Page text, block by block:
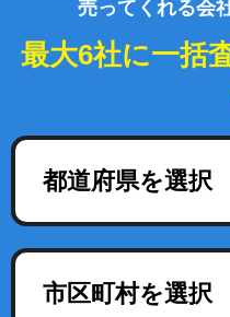
売ってくれる会
最大6社に一括
都道府県を選択
市区町村を選択